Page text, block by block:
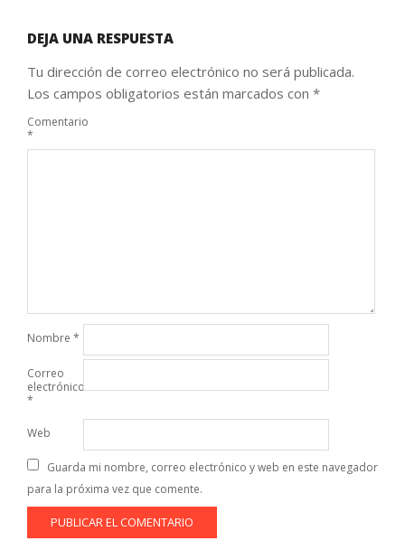
DEJA UNA RESPUESTA
Tu dirección de correo electrónico no será publicada.
Los campos obligatorios están marcados con *
Comentario
*
Nombre *
Correo
electrónico
*
Web
Guarda mi nombre, correo electrónico y web en este navegador
para la próxima vez que comente.